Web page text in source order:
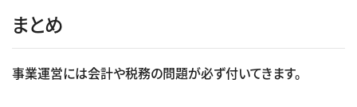
まとめ
事業運営には会計や税務の問題が必ず付いてきます。